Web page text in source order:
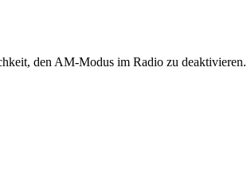
den AM-Modus im Radio zu deaktivieren.